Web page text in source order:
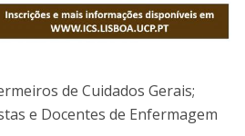
de Cuidados Gerais;
e Docentes de Enfermagem